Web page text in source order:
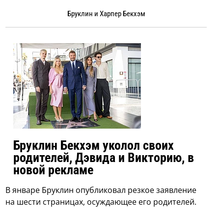
Бруклин и Харпер Бекхэм
Бруклин Бекхэм уколол своих
родителей, Дэвида и Викторию, в
новой рекламе
В январе Бруклин опубликовал резкое заявление
на шести страницах, осуждающее его родителей.